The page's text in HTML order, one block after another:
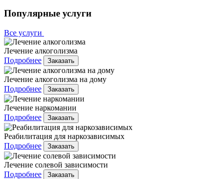
Популярные услуги
Все услуги
Лечение алкоголизма
Подробнее
Заказать
Лечение алкоголизма на дому
Подробнее
Заказать
Лечение наркомании
Подробнее
Заказать
Реабилитация для наркозависимых
Подробнее
Заказать
Лечение солевой зависимости
Подробнее
Заказать